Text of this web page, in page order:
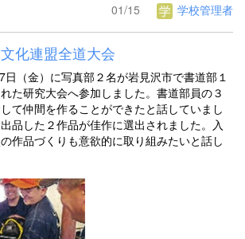
01/15 学校管理者
化連盟全道大会
（金）に写真部２名が岩見沢市で書道部１
た研究大会へ参加しました。書道部員の３
て仲間を作ることができたと話していまし
品した２作品が佳作に選出されました。入
作品づくりも意欲的に取り組みたいと話し